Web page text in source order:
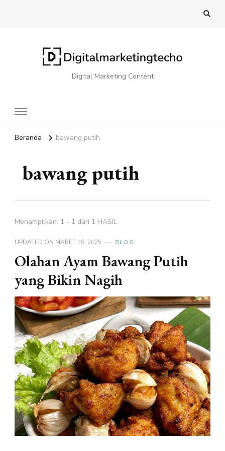
Digital Marketing Content
Beranda bawang putih
bawang putih
Menampilkan: 1 - 1 dari 1 HASIL
UPDATED ON MARET 18, 2025 BLOG
Olahan Ayam Bawang Putih
yang Bikin Nagih